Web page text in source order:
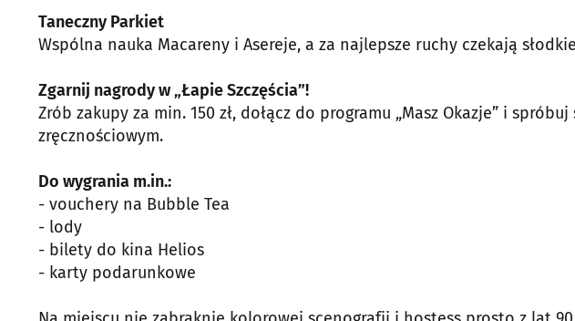
Taneczny Parkiet
Wspólna nauka Macareny i Asereje, a za najlepsze ruchy czekają
Zgarnij nagrody w „Łapie Szczęścia”!
Zrób zakupy za min. 150 zł, dołącz do programu „Masz Okazje” i
zręcznościowym.
Do wygrania m.in.:
- vouchery na Bubble Tea
- lody
- bilety do kina Helios
- karty podarunkowe